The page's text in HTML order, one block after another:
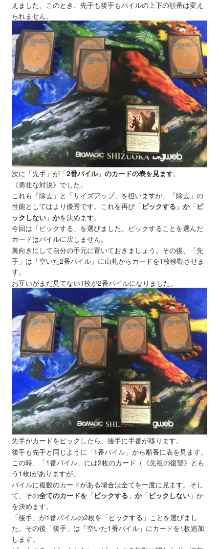
えました。このとき、先手も後手もパイルの上下の順番は変え
られません。
次に「先手」が 「2番パイル」 のカードの表を見ます。
《勇壮な対決》でした。
これも「除去」と「サイズアップ」を担いますが、「除去」の
性能としてはより優秀です。これを再び 「ピックする 」 か「ピ
ックしない 」 かを決めます。
今回は「ピックする」を選びました。ピックすることを選んだ
カードはパイルに戻しません。
裏向きにして自分の手元に置いておきましょう。その後、「先
手」は「空いた2番パイル」に山札からカードを1枚移動させま
す。
お互いがまだ見てない1枚が2番パイルになりました。
先手がカードをピックしたら、後手に手番が移ります。
後手も先手と同じように「1番パイル」から順番に表を見ます。
この時、「1番パイル」には2枚のカード（《先祖の復讐》とも
う1枚)がありますが、
パイルに複数のカードがある場合は全てを一度に見ます。そし
て、その全てのカードを 「ピックする 」 か「ピックしない 」か
を決めます。
「後手」が1番パイルの2枚を「ピックする」ことを選びまし
た。その後「後手」は「空いた1番パイル」にカードを1枚追加
します。